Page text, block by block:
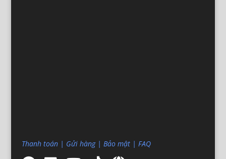
Thanh toán| Gửi hàng| Bảo mật| FAQ